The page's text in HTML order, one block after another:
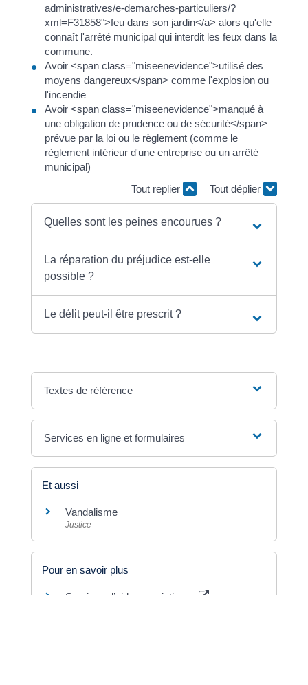
administratives/e-demarches-particuliers/?
xml=F31858">feu dans son jardin</a> alors qu'elle
connaît l'arrêté municipal qui interdit les feux dans la
commune.
Avoir <span class="miseenevidence">utilisé des
moyens dangereux</span> comme l'explosion ou
l'incendie
Avoir <span class="miseenevidence">manqué à
une obligation de prudence ou de sécurité</span>
prévue par la loi ou le règlement (comme le
règlement intérieur d'une entreprise ou un arrêté
municipal)
Tout replier
Tout déplier
Quelles sont les peines encourues ?
La réparation du préjudice est-elle
possible ?
Le délit peut-il être prescrit ?
Textes de référence
Services en ligne et formulaires
Et aussi
Vandalisme
Justice
Pour en savoir plus
Services d’aide aux victimes